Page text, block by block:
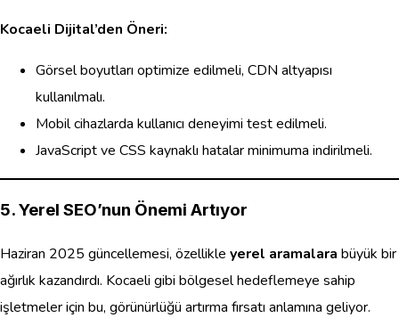
Kocaeli Dijital’den Öneri:
Görsel boyutları optimize edilmeli, CDN altyapısı
kullanılmalı.
Mobil cihazlarda kullanıcı deneyimi test edilmeli.
JavaScript ve CSS kaynaklı hatalar minimuma indirilmeli.
5. Yerel SEO’nun Önemi Artıyor
Haziran 2025 güncellemesi, özellikle yerel aramalara büyük bir
ağırlık kazandırdı. Kocaeli gibi bölgesel hedeflemeye sahip
işletmeler için bu, görünürlüğü artırma fırsatı anlamına geliyor.